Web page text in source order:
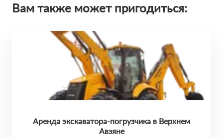
Вам также может пригодиться:
Аренда экскаватора-погрузчика в Верхнем
Авзяне